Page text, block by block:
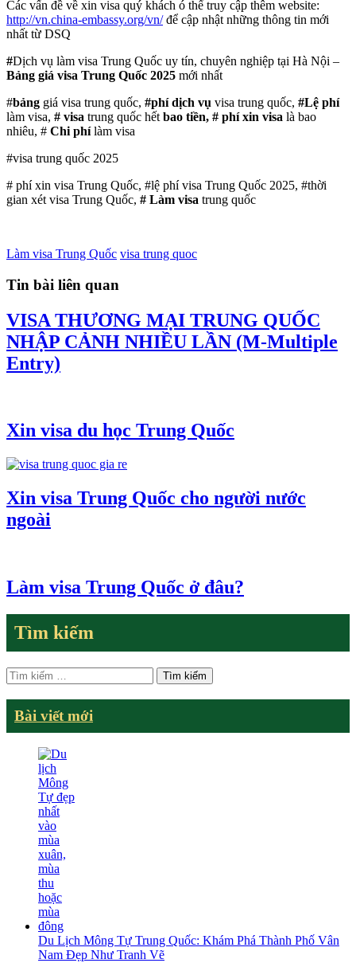
Các vấn đề về xin visa quý khách ó thể truy cập thêm website:
http://vn.china-embassy.org/vn/để cập nhật những thông tin mới
nhất từ DSQ
#Dịch vụ làm visa Trung Quốc uy tín, chuyên nghiệp tại Hà Nội –
Bảng giá visa Trung Quốc 2025 mới nhất
#bảng giá visa trung quốc, #phí dịch vụ visa trung quốc, #Lệ phí
làm visa, # visa trung quốc hết bao tiền, # phí xin visa là bao
nhiêu, # Chi phílàm visa
#visa trung quốc 2025
# phí xin visa Trung Quốc, #lệ phí visa Trung Quốc 2025, #thời
gian xét visa Trung Quốc, # Làm visa trung quốc
Làm visa Trung Quốc visa trung quoc
Tin bài liên quan
VISA THƯƠNG MẠI TRUNG QUỐC
NHẬP CẢNH NHIỀU LẦN (M-Multiple
Entry)
Xin visa du học Trung Quốc
Xin visa Trung Quốc cho người nước
ngoài
Làm visa Trung Quốc ở đâu?
Tìm kiếm
Tìm
kiếm
cho:
Bài viết mới
Du Lịch Mông Tự Trung Quốc: Khám Phá Thành Phố Vân
Nam Đẹp Như Tranh Vẽ